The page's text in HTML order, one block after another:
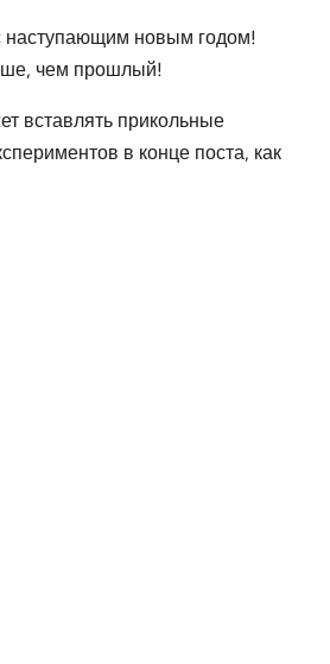
наступающим новым годом!
чем прошлый!
вставлять прикольные
в конце поста, как